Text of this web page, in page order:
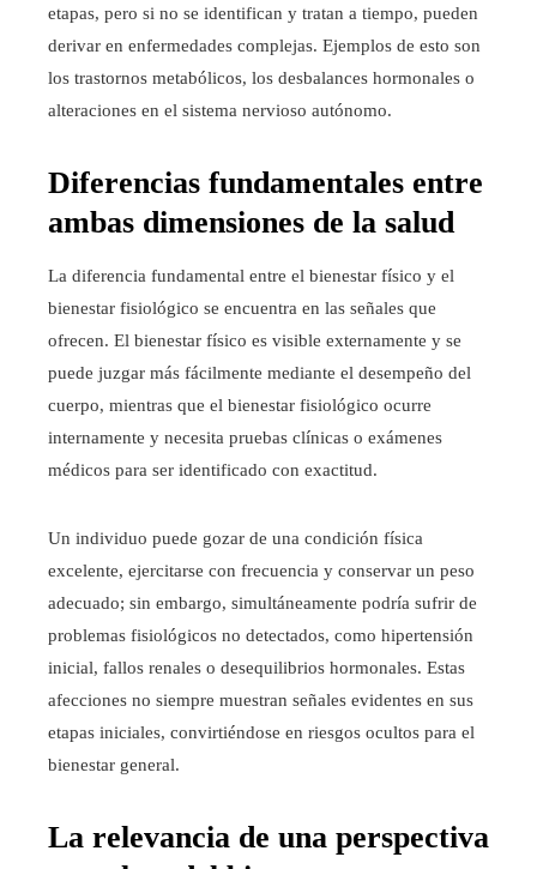
etapas, pero si no se identifican y tratan a tiempo, pueden
derivar en enfermedades complejas. Ejemplos de esto son
los trastornos metabólicos, los desbalances hormonales o
alteraciones en el sistema nervioso autónomo.
Diferencias fundamentales entre
ambas dimensiones de la salud
La diferencia fundamental entre el bienestar físico y el
bienestar fisiológico se encuentra en las señales que
ofrecen. El bienestar físico es visible externamente y se
puede juzgar más fácilmente mediante el desempeño del
cuerpo, mientras que el bienestar fisiológico ocurre
internamente y necesita pruebas clínicas o exámenes
médicos para ser identificado con exactitud.
Un individuo puede gozar de una condición física
excelente, ejercitarse con frecuencia y conservar un peso
adecuado; sin embargo, simultáneamente podría sufrir de
problemas fisiológicos no detectados, como hipertensión
inicial, fallos renales o desequilibrios hormonales. Estas
afecciones no siempre muestran señales evidentes en sus
etapas iniciales, convirtiéndose en riesgos ocultos para el
bienestar general.
La relevancia de una perspectiva